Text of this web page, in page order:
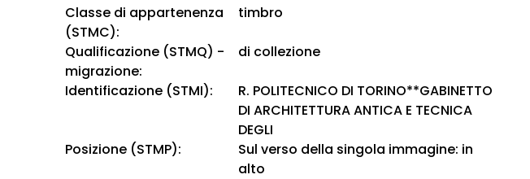
Classe di appartenenza
(STMC):
timbro
Qualificazione (STMQ) -
migrazione:
di collezione
Identificazione (STMI):
R. POLITECNICO DI TORINO**GABINETTO
DI ARCHITETTURA ANTICA E TECNICA
DEGLI
Posizione (STMP):
Sul verso della singola immagine: in
alto